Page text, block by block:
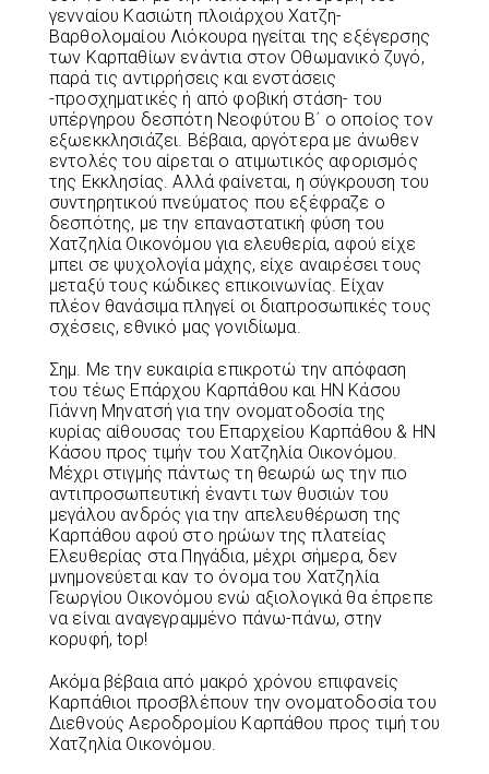
γενναίου Κασιώτη πλοιάρχου Χατζη-
Βαρθολομαίου Λιόκουρα ηγείται της εξέγερσης
των Καρπαθίων ενάντια στον Οθωμανικό ζυγό,
παρά τις αντιρρήσεις και ενστάσεις
-προσχηματικές ή από φοβική στάση- του
υπέργηρου δεσπότη Νεοφύτου Β΄ ο οποίος τον
εξωεκκλησιάζει. Βέβαια, αργότερα με άνωθεν
εντολές του αίρεται ο ατιμωτικός αφορισμός
της Εκκλησίας. Αλλά φαίνεται, η σύγκρουση του
συντηρητικού πνεύματος που εξέφραζε ο
δεσπότης, με την επαναστατική φύση του
Χατζηλία Οικονόμου για ελευθερία, αφού είχε
μπει σε ψυχολογία μάχης, είχε αναιρέσει τους
μεταξύ τους κώδικες επικοινωνίας. Είχαν
πλέον θανάσιμα πληγεί οι διαπροσωπικές τους
σχέσεις, εθνικό μας γονιδίωμα.
Σημ. Με την ευκαιρία επικροτώ την απόφαση
του τέως Επάρχου Καρπάθου και ΗΝ Κάσου
Γιάννη Μηνατσή για την ονοματοδοσία της
κυρίας αίθουσας του Επαρχείου Καρπάθου & ΗΝ
Κάσου προς τιμήν του Χατζηλία Οικονόμου.
Μέχρι στιγμής πάντως τη θεωρώ ως την πιο
αντιπροσωπευτική έναντι των θυσιών του
μεγάλου ανδρός για την απελευθέρωση της
Καρπάθου αφού στο ηρώων της πλατείας
Ελευθερίας στα Πηγάδια, μέχρι σήμερα, δεν
μνημονεύεται καν το όνομα του Χατζηλία
Γεωργίου Οικονόμου ενώ αξιολογικά θα έπρεπε
να είναι αναγεγραμμένο πάνω-πάνω, στην
κορυφή, top!
Ακόμα βέβαια από μακρό χρόνου επιφανείς
Καρπάθιοι προσβλέπουν την ονοματοδοσία του
Διεθνούς Αεροδρομίου Καρπάθου προς τιμή του
Χατζηλία Οικονόμου.